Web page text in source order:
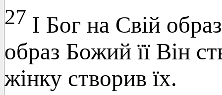
27 І Бог на Свій
образ Божий її Він
жінку створив їх.